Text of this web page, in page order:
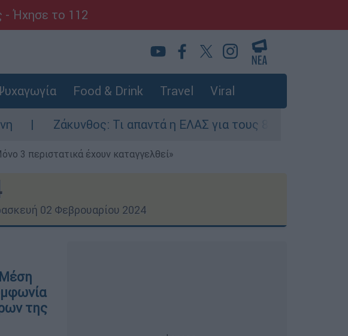
- Ήχησε το 112
Food & Drink Travel Viral
Τι απαντά η ΕΛΑΣ για τους 8 βιασμούς τουριστριών -
3 περιστατικά έχουν καταγγελθεί»
02 Φεβρουαρίου 2024
της